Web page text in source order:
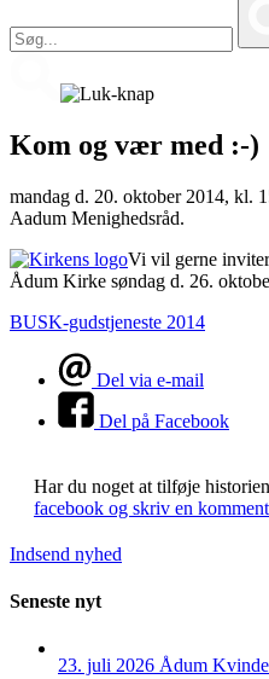
Kom og vær med :-)
mandag d. 20. oktober 2014, kl.
Aadum Menighedsråd.
Vi vil gerne
Ådum Kirke søndag d. 26.
BUSK-gudstjeneste 2014
Del via e-mail
Del på Facebook
Har du noget at tilføje
facebook og skriv en
Indsend nyhed
Seneste nyt
23. juli 2026 Ådum